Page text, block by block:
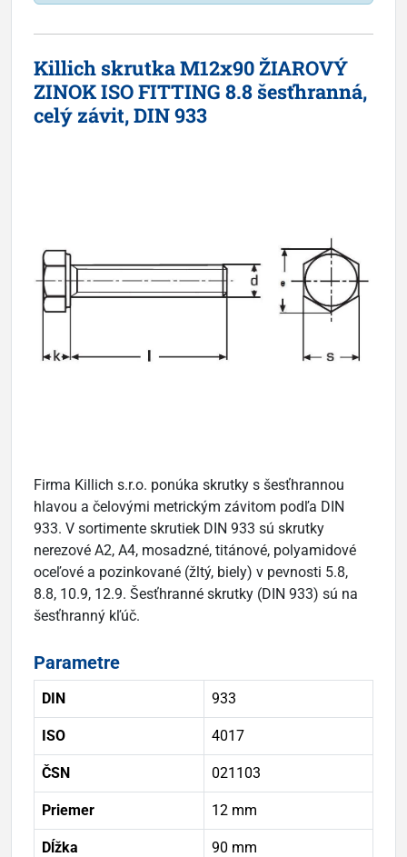
Killich skrutka M12x90 ŽIAROVÝ
ZINOK ISO FITTING 8.8 šesťhranná,
celý závit, DIN 933
Firma Killich s.r.o. ponúka skrutky s šesťhrannou
hlavou a čelovými metrickým závitom podľa DIN
933. V sortimente skrutiek DIN 933 sú skrutky
nerezové A2, A4, mosadzné, titánové, polyamidové
oceľové a pozinkované (žltý, biely) v pevnosti 5.8,
8.8, 10.9, 12.9. Šesťhranné skrutky (DIN 933) sú na
šesťhranný kľúč.
Parametre
DIN 933
ISO 4017
ČSN 021103
Priemer 12 mm
Dĺžka 90 mm